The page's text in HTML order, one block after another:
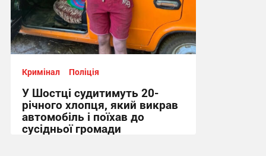
Кримінал Поліція
У Шостці судитимуть 20-
річного хлопця, який викрав
автомобіль і поїхав до
сусідньої громади